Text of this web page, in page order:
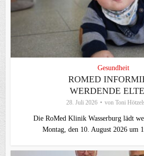
Gesundheit
ROMED
WERDENDE
28. Juli 2026 von Toni
Die RoMed Klinik Wasserburg lädt
Montag, den 10. August 2026 um